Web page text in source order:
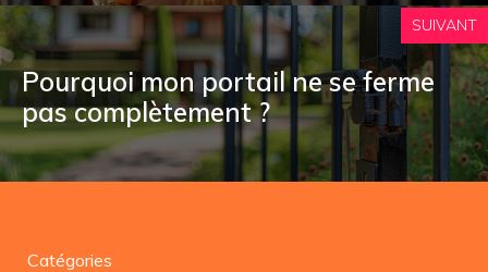
SUIVANT
Pourquoi mon portail ne se ferme
pas complètement ?
Catégories